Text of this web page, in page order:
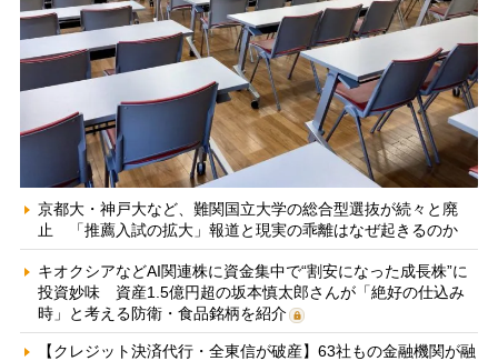
京都大・神戸大など、難関国立大学の総合型選抜が続々と廃
止 「推薦入試の拡大」報道と現実の乖離はなぜ起きるのか
キオクシアなどAI関連株に資金集中で“割安になった成長株”に
投資妙味 資産1.5億円超の坂本慎太郎さんが「絶好の仕込み
時」と考える防衛・食品銘柄を紹介
【クレジット決済代行・全東信が破産】63社もの金融機関が融